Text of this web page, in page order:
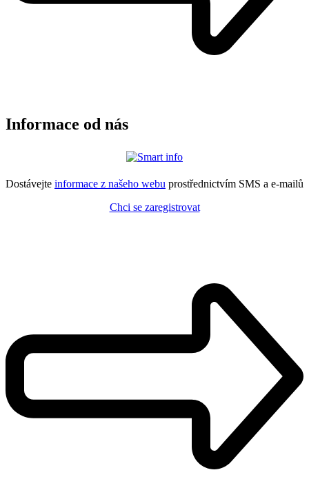
Informace od nás
Dostávejte informace z našeho webu prostřednictvím SMS a e-mailů
Chci se zaregistrovat